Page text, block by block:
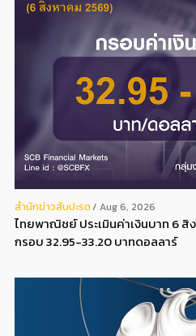
สํานักข่าวสับปะรด Aug 6, 2026
ไทยพาณิชย์ ประเมินค่าเงินบาท 6 สิ
กรอบ 32.95-33.20 บาทดอลลาร์